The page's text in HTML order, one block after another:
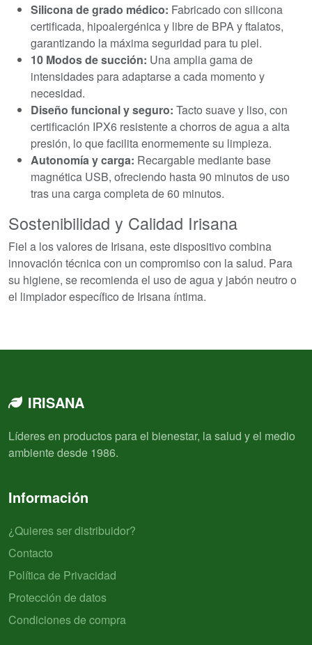
Silicona de grado médico: Fabricado con silicona
certificada, hipoalergénica y libre de BPA y ftalatos,
garantizando la máxima seguridad para tu piel.
10 Modos de succión: Una amplia gama de
intensidades para adaptarse a cada momento y
necesidad.
Diseño funcional y seguro: Tacto suave y liso, con
certificación IPX6 resistente a chorros de agua a alta
presión, lo que facilita enormemente su limpieza.
Autonomía y carga: Recargable mediante base
magnética USB, ofreciendo hasta 90 minutos de uso
tras una carga completa de 60 minutos.
Sostenibilidad y Calidad Irisana
Fiel a los valores de Irisana, este dispositivo combina
innovación técnica con un compromiso con la salud. Para
su higiene, se recomienda el uso de agua y jabón neutro o
el limpiador específico de Irisana íntima.
IRISANA
Líderes en productos para el bienestar, la salud y el medio
ambiente desde 1986.
Información
¿Quieres ser distribuidor?
Contacto
Política de Privacidad
Protección de datos
Condiciones de compra